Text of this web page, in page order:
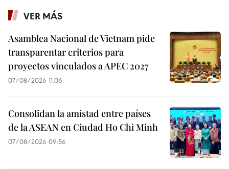
VER MÁS
Asamblea Nacional de Vietnam pide
transparentar criterios para
proyectos vinculados a APEC 2027
07/08/2026 11:06
Consolidan la amistad entre países
de la ASEAN en Ciudad Ho Chi Minh
07/08/2026 09:56